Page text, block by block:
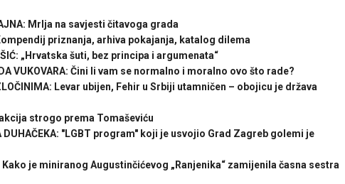
Mrlja na savjesti čitavoga grada
priznanja, arhiva pokajanja, katalog dilema
„Hrvatska šuti, bez principa i argumenata“
VUKOVARA: Čini li vam se normalno i moralno ovo što rade?
Levar ubijen, Fehir u Srbiji utamničen – obojicu je država
akcija strogo prema Tomaševiću
DUHAČEKA: "LGBT program" koji je usvojio Grad Zagreb golemi je
Kako je miniranog Augustinčićevog „Ranjenika“ zamijenila časna sestra